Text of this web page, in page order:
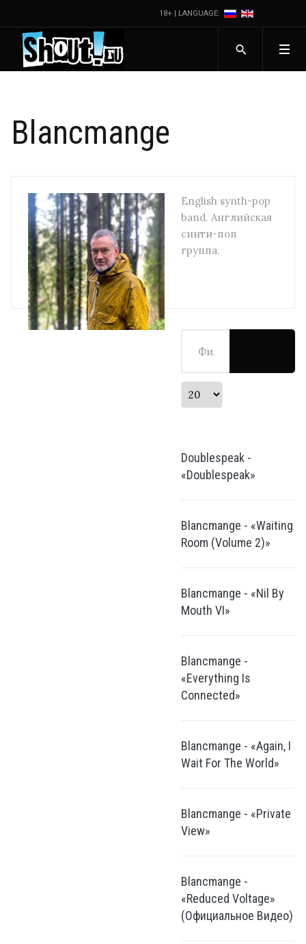
18+ | LANGUAGE:
Blancmange
English synth-pop
band. Английская
синти-поп
группа.
Кол-во строк:
Doublespeak -
«Doublespeak»
Blancmange - «Waiting
Room (Volume 2)»
Blancmange - «Nil By
Mouth VI»
Blancmange -
«Everything Is
Connected»
Blancmange - «Again, I
Wait For The World»
Blancmange - «Private
View»
Blancmange -
«Reduced Voltage»
(Официальное Видео)